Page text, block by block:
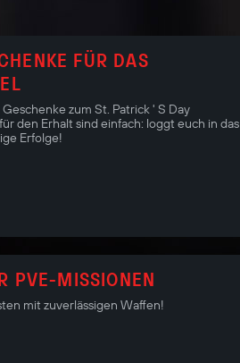
FÜR DAS
zum St. Patrick ' S Day
den Erhalt sind einfach: loggt euch in das
Erfolge!
PVE-MISSIONEN
mit zuverlässigen Waffen!